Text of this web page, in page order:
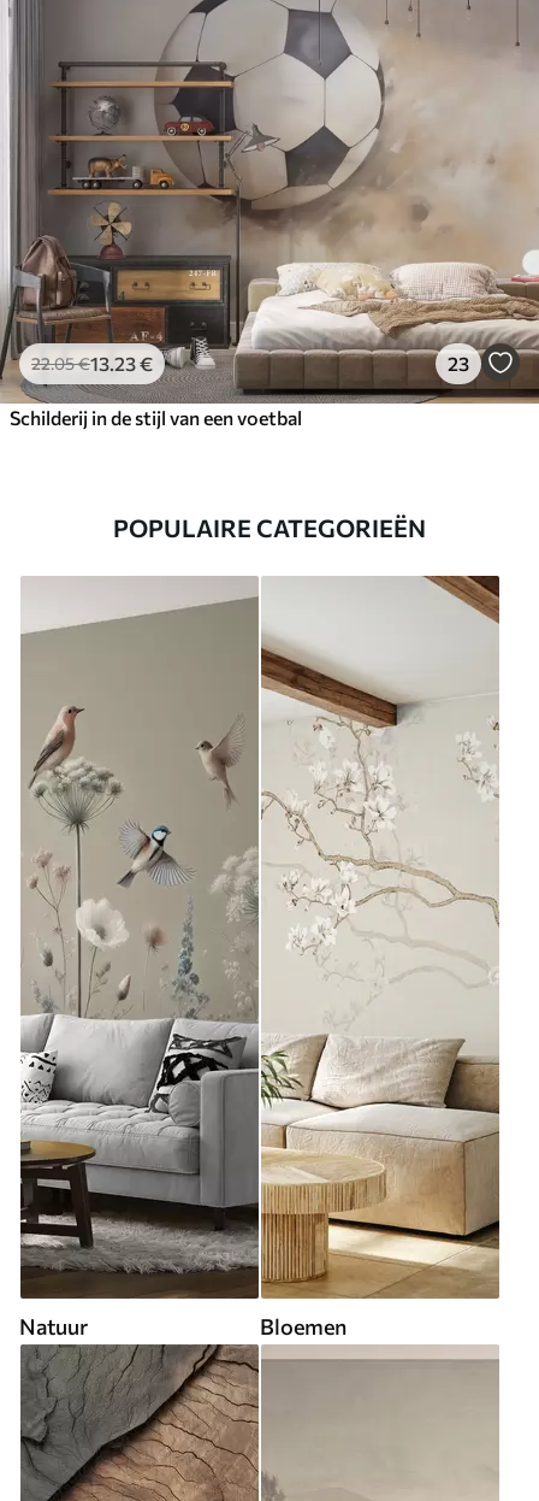
22.05€13 .23€ 23
Schilderij in de stijl van een voetbal
POPULAIRE CATEGORIEËN
Natuur Bloemen